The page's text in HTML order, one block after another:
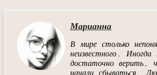
Марианна
В мире столько
неизвестного. Иногда
достаточно верить,
начали сбываться.